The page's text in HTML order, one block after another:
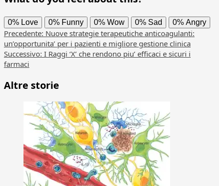
0% Love 0% Funny 0% Wow 0% Sad 0% Angry
Navigazione
articolo
Precedente: Nuove strategie terapeutiche anticoagulanti:
un’opportunita’ per i pazienti e migliore gestione clinica
Successivo: I Raggi ‘X’ che rendono piu’ efficaci e sicuri i
farmaci
Altre storie